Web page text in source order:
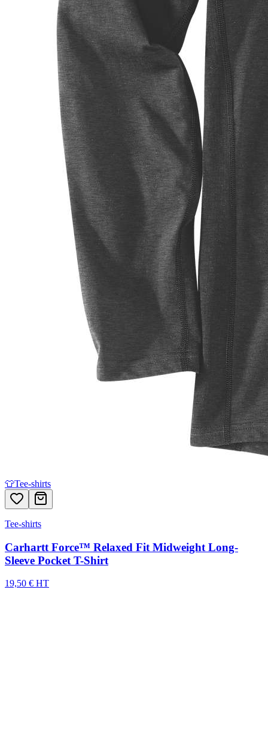
👕Tee-shirts
Tee-shirts
Carhartt Force™ Relaxed Fit Midweight Long-
Sleeve Pocket T-Shirt
19,50 € HT